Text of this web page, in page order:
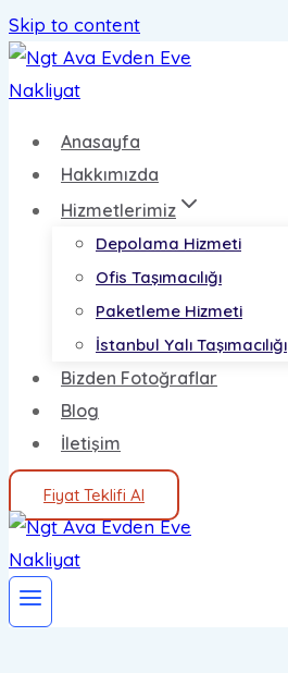
Skip to content
Anasayfa
Hakkımızda
Hizmetlerimiz
Depolama Hizmeti
Ofis Taşımacılığı
Paketleme Hizmeti
İstanbul Yalı Taşımacılığı
Bizden Fotoğraflar
Blog
İletişim
Fiyat Teklifi Al